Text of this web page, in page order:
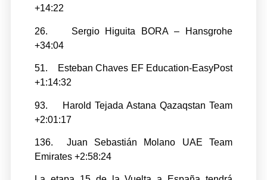
+14:22
26. Sergio Higuita BORA – Hansgrohe
+34:04
51. Esteban Chaves EF Education-EasyPost
+1:14:32
93. Harold Tejada Astana Qazaqstan Team
+2:01:17
136. Juan Sebastián Molano UAE Team
Emirates +2:58:24